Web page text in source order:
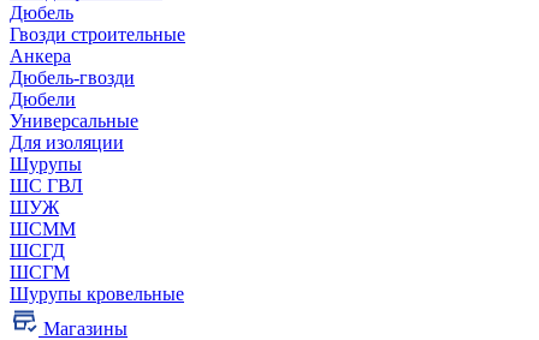
Дюбель
Гвозди строительные
Анкера
Дюбель-гвозди
Дюбели
Универсальные
Для изоляции
Шурупы
ШС ГВЛ
ШУЖ
ШСММ
ШСГД
ШСГМ
Шурупы кровельные
Магазины